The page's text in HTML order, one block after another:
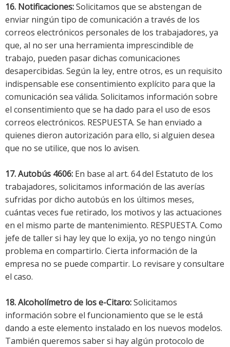
16. Notificaciones:Solicitamos que se abstengan de
enviar ningún tipo de comunicación a través de los
correos electrónicos personales de los trabajadores, ya
que, al no ser una herramienta imprescindible de
trabajo, pueden pasar dichas comunicaciones
desapercibidas. Según la ley, entre otros, es un requisito
indispensable ese consentimiento explícito para que la
comunicación sea válida. Solicitamos información sobre
el consentimiento que se ha dado para el uso de esos
correos electrónicos. RESPUESTA. Se han enviado a
quienes dieron autorización para ello, si alguien desea
que no se utilice, que nos lo avisen.
17. Autobús 4606: En base al art. 64 del Estatuto de los
trabajadores, solicitamos información de las averías
sufridas por dicho autobús en los últimos meses,
cuántas veces fue retirado, los motivos y las actuaciones
en el mismo parte de mantenimiento. RESPUESTA. Como
jefe de taller si hay ley que lo exija, yo no tengo ningún
problema en compartirlo. Cierta información de la
empresa no se puede compartir. Lo revisare y consultare
el caso.
18. Alcoholímetro de los e-Citaro:Solicitamos
información sobre el funcionamiento que se le está
dando a este elemento instalado en los nuevos modelos.
También queremos saber si hay algún protocolo de